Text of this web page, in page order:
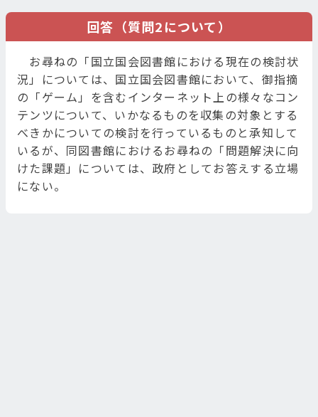
回答（質問2について）
お尋ねの「国立国会図書館における現在の検討状
況」については、国立国会図書館において、御指摘
の「ゲーム」を含むインターネット上の様々なコン
テンツについて、いかなるものを収集の対象とする
べきかについての検討を行っているものと承知して
いるが、同図書館におけるお尋ねの「問題解決に向
けた課題」については、政府としてお答えする立場
にない。